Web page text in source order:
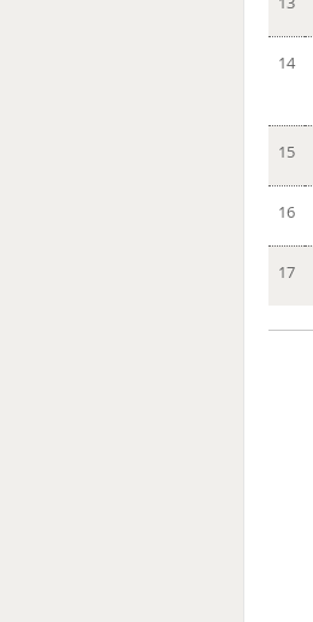
14
15
16
17